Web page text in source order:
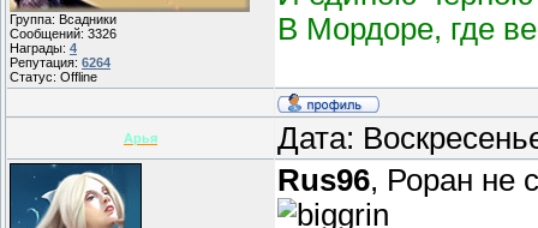
Группа: Всадники
Сообщений: 3326
Награды: 4
Репутация: 6264
Статус: Offline
В Мордоре, где
Арья Дата:
Rus96, Роран не